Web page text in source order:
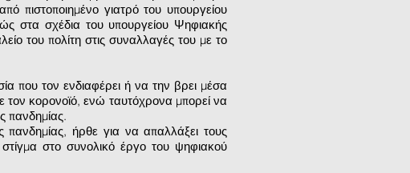
πιστοποιημένο γιατρό του υπουργείου
στα σχέδια του υπουργείου Ψηφιακής
του πολίτη στις συναλλαγές του με το
που τον ενδιαφέρει ή να την βρει μέσα
τον κορονοϊό, ενώ ταυτόχρονα μπορεί να
πανδημίας.
ήρθε για να απαλλάξει τους
στο συνολικό έργο του ψηφιακού